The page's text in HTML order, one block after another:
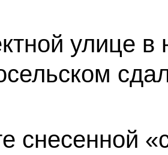
улице
снесенной